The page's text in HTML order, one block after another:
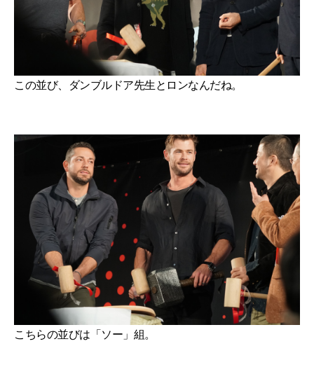
この並び、ダンブルドア先生とロンなんだね。
こちらの並びは「ソー」組。